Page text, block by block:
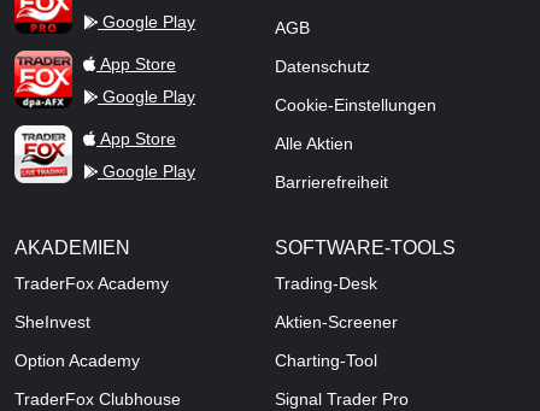
Google Play
TraderFox dpa-AFX ProFeed
App Store
Google Play
TraderFox Live Trading
App Store
Google Play
AGB
Datenschutz
Cookie-Einstellungen
Alle Aktien
Barrierefreiheit
AKADEMIEN
TraderFox Academy
SheInvest
Option Academy
TraderFox Clubhouse
SOFTWARE-TOOLS
Trading-Desk
Aktien-Screener
Charting-Tool
Signal Trader Pro